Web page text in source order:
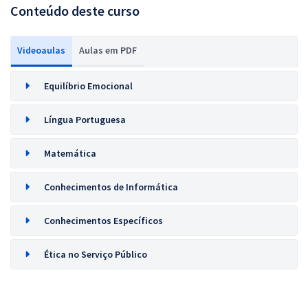
Conteúdo deste curso
Videoaulas Aulas em PDF
Equilíbrio Emocional
Língua Portuguesa
Matemática
Conhecimentos de Informática
Conhecimentos Específicos
Ética no Serviço Público